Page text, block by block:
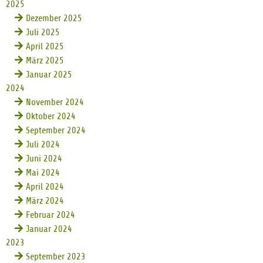
2025
Dezember 2025
Juli 2025
April 2025
März 2025
Januar 2025
2024
November 2024
Oktober 2024
September 2024
Juli 2024
Juni 2024
Mai 2024
April 2024
März 2024
Februar 2024
Januar 2024
2023
September 2023